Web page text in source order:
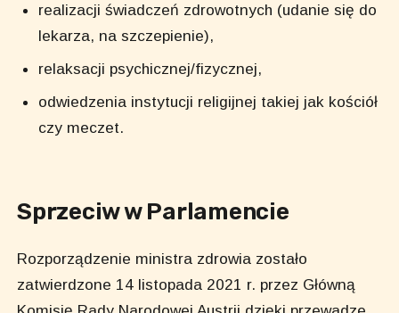
realizacji świadczeń zdrowotnych (udanie się do
lekarza, na szczepienie),
relaksacji psychicznej/fizycznej,
odwiedzenia instytucji religijnej takiej jak kościół
czy meczet.
Sprzeciw w Parlamencie
Rozporządzenie ministra zdrowia zostało
zatwierdzone 14 listopada 2021 r. przez Główną